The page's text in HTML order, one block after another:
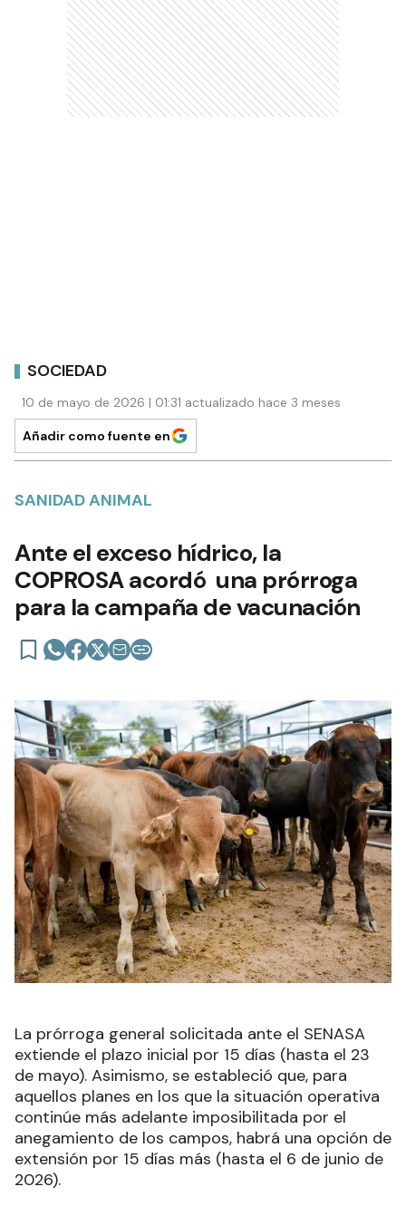
SOCIEDAD
Añadir como fuente en
SANIDAD ANIMAL
Ante el exceso hídrico, la
COPROSA acordó una prórroga
La prórroga general solicitada ante el SENASA
extiende el plazo inicial por 15 días (hasta el 23
de mayo). Asimismo, se estableció que, para
aquellos planes en los que la situación operativa
continúe más adelante imposibilitada por el